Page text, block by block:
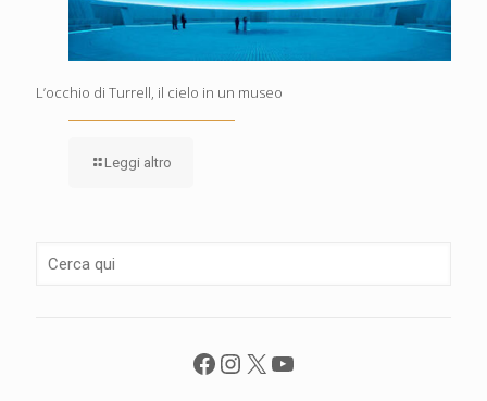
L’occhio di Turrell, il cielo in un museo
Leggi altro
Facebook
Instagram
X YouTube